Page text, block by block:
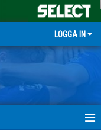
LOGGA IN